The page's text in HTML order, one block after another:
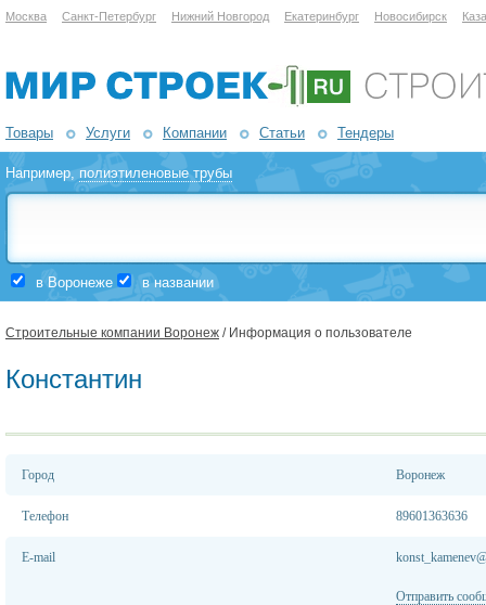
Москва Санкт-Петербург Нижний Новгород Екатеринбург Новосибирск
Товары Услуги Компании Статьи Тендеры
Например,полиэтиленовые трубы
в Воронеже в названии
Строительные компании Воронеж / Информация о пользователе
Константин
Город Воронеж
Телефон 89601363636
E-mail
Отправить